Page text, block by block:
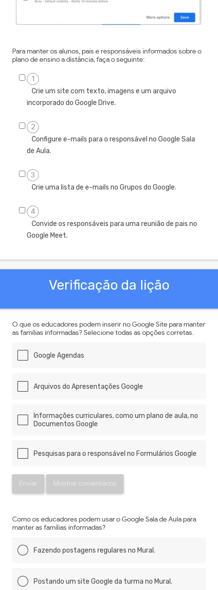
Para manter os alunos, pais e responsáveis informados sobre o
plano de ensino a distância, faça o seguinte:
1
Crie um site com texto, imagens e um arquivo
incorporado do Google Drive.
2
Configure e-mails para o responsável no Google Sala
de Aula.
3
Crie uma lista de e-mails no Grupos do Google.
4
Convide os responsáveis para uma reunião de pais no
Google Meet.
Verificação da lição
O que os educadores podem inserir no Google Site para manter
as famílias informadas? Selecione todas as opções corretas.
Google Agendas
Arquivos do Apresentações Google
Informações curriculares, como um plano de aula, no
Documentos Google
Pesquisas para o responsável no Formulários Google
Enviar Mostrar comentários
Como os educadores podem usar o Google Sala de Aula para
manter as famílias informadas?
Fazendo postagens regulares no Mural.
Postando um site Google da turma no Mural.